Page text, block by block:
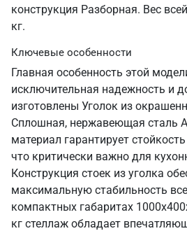
конструкция Разборная. Вес
кг.
Ключевые особенности
Главная особенность этой
исключительная надежность и
изготовлены Уголок из
Сплошная, нержавеющая сталь
материал гарантирует
что критически важно для
Конструкция стоек из уголка
максимальную стабильность
компактных габаритах
кг стеллаж обладает